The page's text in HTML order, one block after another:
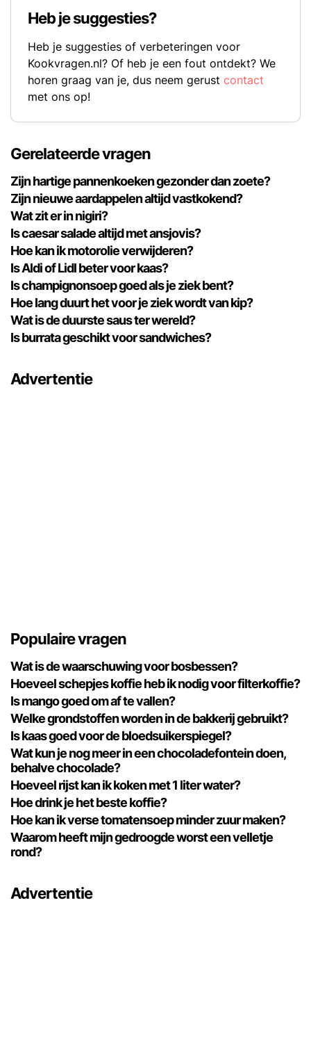
Heb je suggesties?
Heb je suggesties of verbeteringen voor
Kookvragen.nl? Of heb je een fout ontdekt? We
horen graag van je, dus neem gerust contact
met ons op!
Gerelateerde vragen
Zijn hartige pannenkoeken gezonder dan zoete?
Zijn nieuwe aardappelen altijd vastkokend?
Wat zit er in nigiri?
Is caesar salade altijd met ansjovis?
Hoe kan ik motorolie verwijderen?
Is Aldi of Lidl beter voor kaas?
Is champignonsoep goed als je ziek bent?
Hoe lang duurt het voor je ziek wordt van kip?
Wat is de duurste saus ter wereld?
Is burrata geschikt voor sandwiches?
Advertentie
Populaire vragen
Wat is de waarschuwing voor bosbessen?
Hoeveel schepjes koffie heb ik nodig voor filterkoffie?
Is mango goed om af te vallen?
Welke grondstoffen worden in de bakkerij gebruikt?
Is kaas goed voor de bloedsuikerspiegel?
Wat kun je nog meer in een chocoladefontein doen,
behalve chocolade?
Hoeveel rijst kan ik koken met 1 liter water?
Hoe drink je het beste koffie?
Hoe kan ik verse tomatensoep minder zuur maken?
Waarom heeft mijn gedroogde worst een velletje
rond?
Advertentie